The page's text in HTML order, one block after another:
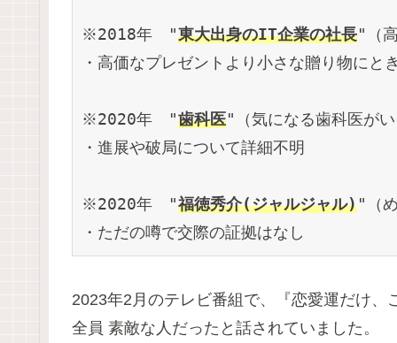
※2018年　"東大出身のIT企業の社長"（
・高価なプレゼントより小さな贈り物に
※2020年　"歯科医"（気になる歯科医が
・進展や破局について詳細不明
※2020年　"福徳秀介(ジャルジャル)"（
・ただの噂で交際の証拠はなし
2023年2月のテレビ番組で、『恋愛運だけ
全員 素敵な人だったと話されていました。